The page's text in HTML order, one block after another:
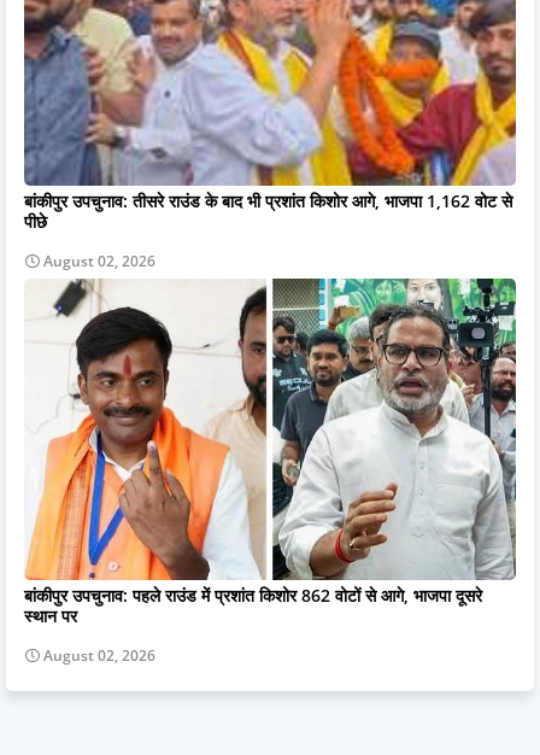
बांकीपुर उपचुनाव: तीसरे राउंड के बाद भी प्रशांत किशोर आगे, भाजपा 1,162 वोट से
पीछे
August 02, 2026
बांकीपुर उपचुनाव: पहले राउंड में प्रशांत किशोर 862 वोटों से आगे, भाजपा दूसरे
स्थान पर
August 02, 2026